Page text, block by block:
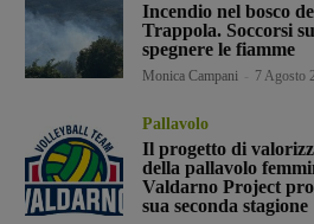
Incendio nel bosco
Trappola. Soccorsi
spegnere le fiamme
Monica Campani 7 Agosto
Pallavolo
Il progetto di
della pallavolo
Valdarno Project
sua seconda stagione